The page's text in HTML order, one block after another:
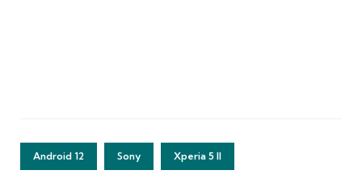
Android 12 Sony Xperia 5 II